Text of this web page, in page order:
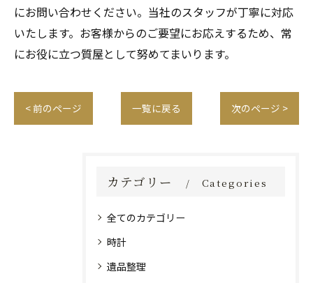
にお問い合わせください。当社のスタッフが丁寧に対応
いたします。お客様からのご要望にお応えするため、常
にお役に立つ質屋として努めてまいります。
< 前のページ 一覧に戻る 次のページ >
カテゴリー Categories
全てのカテゴリー
時計
遺品整理